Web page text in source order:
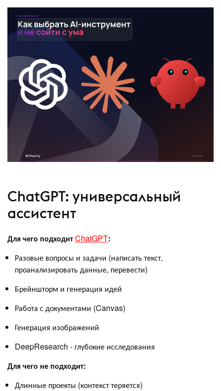
ChatGPT: универсальный
ассистент
Для чего подходитChatGPT:
Разовые вопросы и задачи (написать текст,
проанализировать данные, перевести)
Брейншторм и генерация идей
Работа с документами (Canvas)
Генерация изображений
DeepResearch - глубокие исследования
Для чего не подходит:
Длинные проекты (контекст теряется)